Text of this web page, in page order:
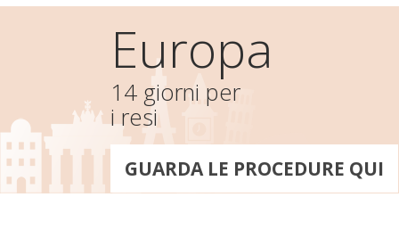
Europa
14 giorni per
i resi
GUARDA LE PROCEDURE QUI